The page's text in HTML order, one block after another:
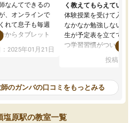
なんてできるの
、オンラインで
れて息子も毎週
からタブレット
ようになりまし
なのもとても気
では平均点以上の
！あと1年受験ま
教室を使用しな
思います！
2025年01月21日
く教えてもらえている
体験授業を受けて入塾し
なかなか勉強しない息子
生が予定表を立ててくれ
つ学習習慣がついてきま
指導が無い日も予定表
問できるのでとても助か
投稿日：
のガンバの口コミをもっとみる
塩原駅の教室一覧